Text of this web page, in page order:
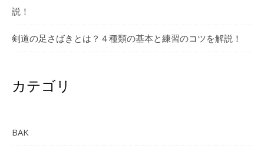
説！
剣道の足さばきとは？４種類の基本と練習のコツを解説！
カテゴリ
BAK